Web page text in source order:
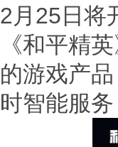
2月25日将
《和平精
的游戏产
时智能服